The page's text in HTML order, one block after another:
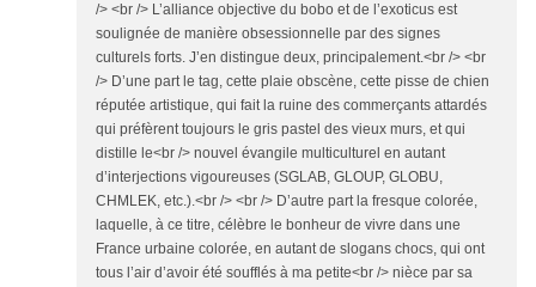
/> <br /> L’alliance objective du bobo et de l’exoticus est
soulignée de manière obsessionnelle par des signes
culturels forts. J’en distingue deux, principalement.<br /> <br
/> D’une part le tag, cette plaie obscène, cette pisse de chien
réputée artistique, qui fait la ruine des commerçants attardés
qui préfèrent toujours le gris pastel des vieux murs, et qui
distille le<br /> nouvel évangile multiculturel en autant
d’interjections vigoureuses (SGLAB, GLOUP, GLOBU,
CHMLEK, etc.).<br /> <br /> D’autre part la fresque colorée,
laquelle, à ce titre, célèbre le bonheur de vivre dans une
France urbaine colorée, en autant de slogans chocs, qui ont
tous l’air d’avoir été soufflés à ma petite<br /> nièce par sa